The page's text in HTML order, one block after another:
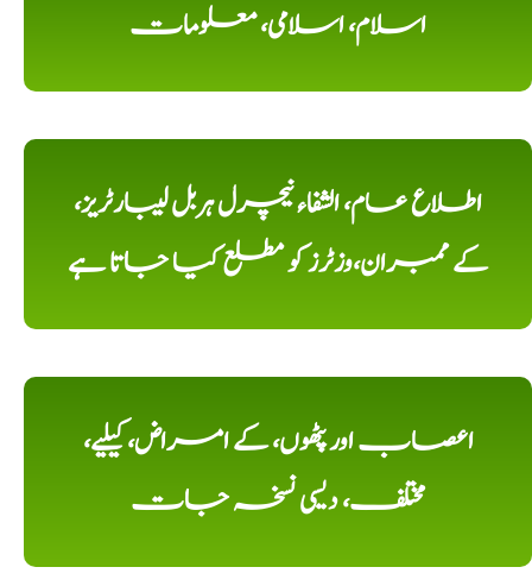
اسلام، اسلامی، معلومات
اطلاع عام، الشفاء نیچرل ہربل لیبارٹریز،
کے ممبران،وزٹرز کو مطلع کیا جاتا ہے
اعصاب اور پٹھوں، کے امراض، کیلیے،
مختلف، دیسی نسخہ جات